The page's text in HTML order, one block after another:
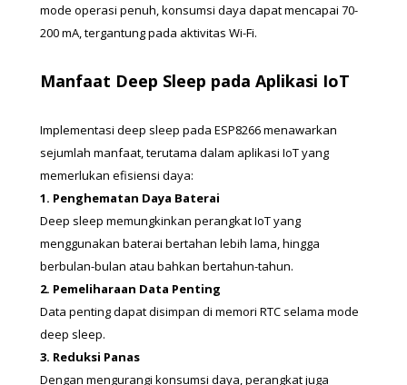
mode operasi penuh, konsumsi daya dapat mencapai 70-
200 mA, tergantung pada aktivitas Wi-Fi.
Manfaat Deep Sleep pada Aplikasi IoT
Implementasi deep sleep pada ESP8266 menawarkan
sejumlah manfaat, terutama dalam aplikasi IoT yang
memerlukan efisiensi daya:
1. Penghematan Daya Baterai
Deep sleep memungkinkan perangkat IoT yang
menggunakan baterai bertahan lebih lama, hingga
berbulan-bulan atau bahkan bertahun-tahun.
2. Pemeliharaan Data Penting
Data penting dapat disimpan di memori RTC selama mode
deep sleep.
3. Reduksi Panas
Dengan mengurangi konsumsi daya, perangkat juga